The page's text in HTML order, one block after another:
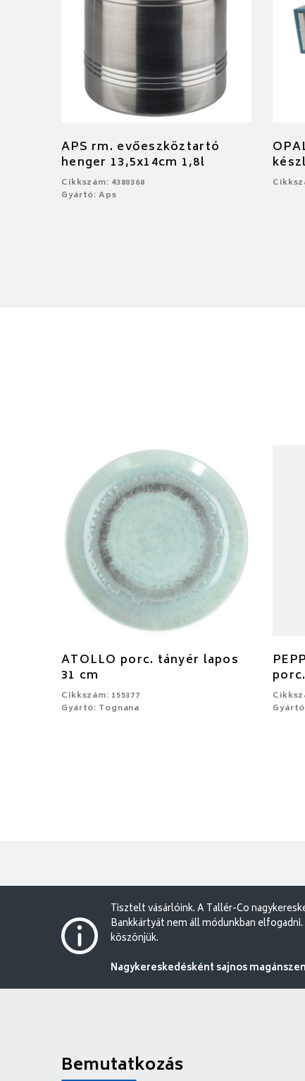
APS rm. evőeszköztartó
henger 13,5x14cm 1,8l
Cikkszám: 4380368
Gyártó: Aps
ATOLLO porc. tányér lapos
31 cm
Cikkszám: 155377
Gyártó: Tognana
Tisztelt vásárlóink. A Tallér-Co
Bankkártyát nem áll módunkban
köszönjük.
Nagykereskedésként sajnos
Bemutatkozás